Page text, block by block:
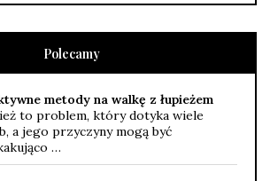
Polecamy
metody na walkę z łupieżem
to problem, który dotyka wiele
a jego przyczyny mogą być
…